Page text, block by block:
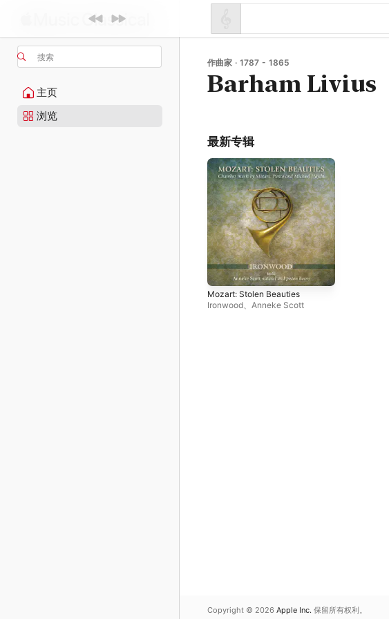
搜索
主页
浏览
作曲家 · 1787 - 1865
Barham Livius
最新专辑
Mozart: Stolen Beauties
Ironwood
Anneke Scott
Copyright © 2026 Apple Inc. 保留所有权利。